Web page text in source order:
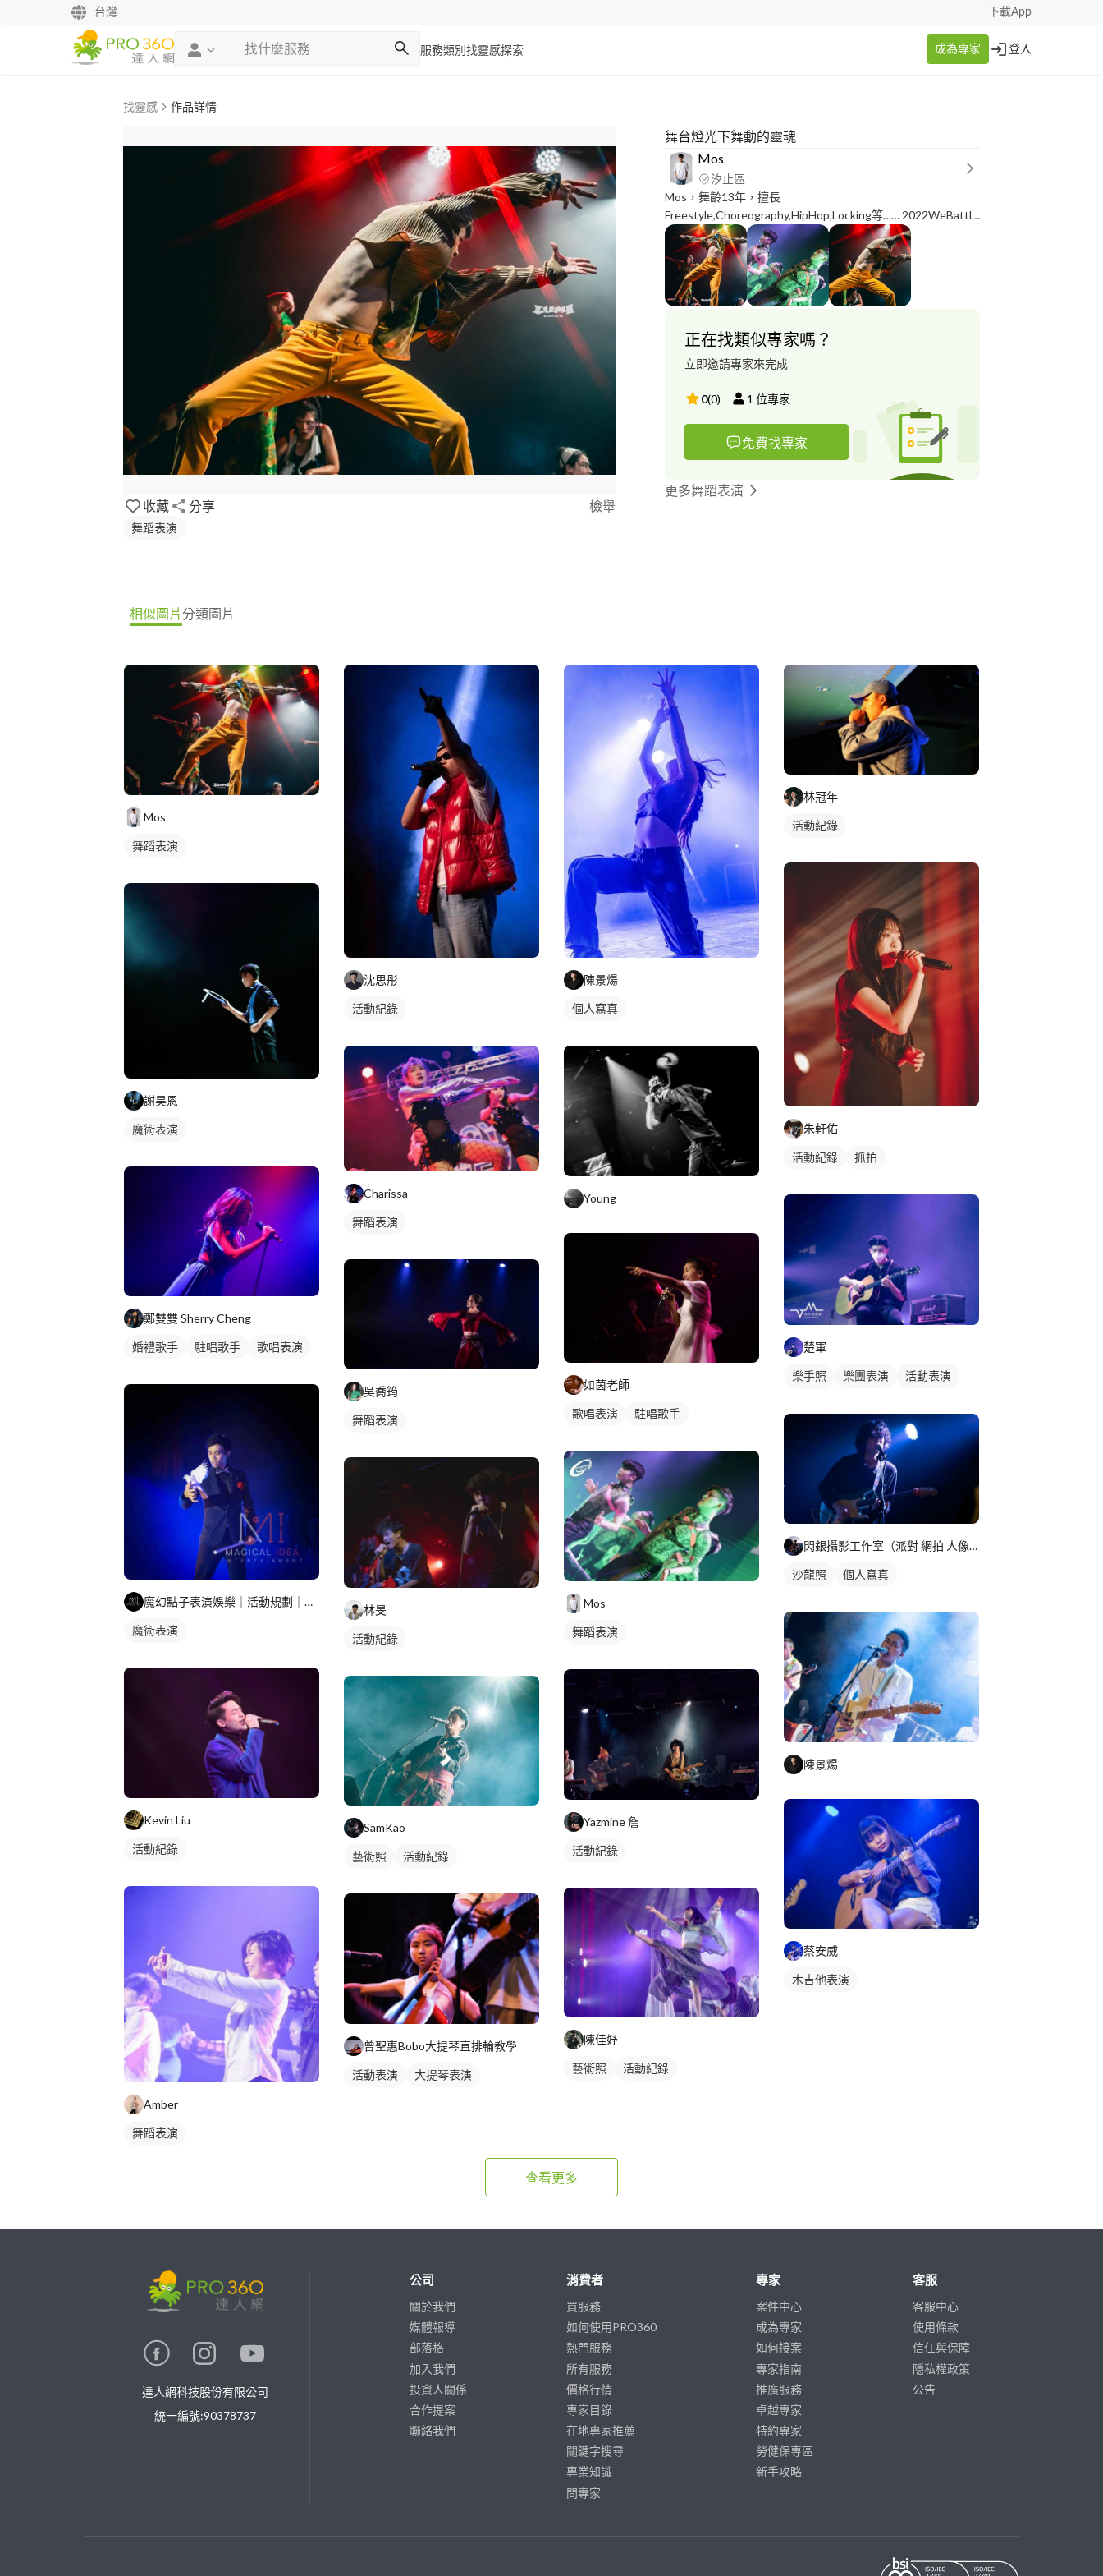
台灣 下載App
服務類別 找靈感探索 成為專家 登入
找靈感 作品詳情
收藏 分享 檢舉
舞蹈表演
舞台燈光下舞動的靈魂
Mos
汐止區
Mos，舞齡13年，擅長
Freestyle,Choreography,HipHop,Locking等…… 2022WeBattle
街舞大賽 百萬冠軍 世界大學運動會開幕序曲演出 台中亞洲街
舞邀請賽排舞冠軍 藝人代排等……
https://drive.google.com/drive/folders/19fYr29WEyyZjSzmi57lqDKHqZr5o0n-
y - 絕對不是只是教動作，會教你原理
正在找類似專家嗎？
立即邀請專家來完成
0(0) 1 位專家
免費找專家
更多舞蹈表演
相似圖片分類圖片
Mos
舞蹈表演
謝昊恩
魔術表演
鄭雙雙 Sherry Cheng
婚禮歌手 駐唱歌手 歌唱表演
魔幻點子表演娛樂｜活動規劃｜魔術表演
魔術表演
Kevin Liu
活動紀錄
Amber
舞蹈表演
沈思彤
活動紀錄
Charissa
舞蹈表演
吳喬筠
舞蹈表演
林旻
活動紀錄
SamKao
藝術照 活動紀錄
曾聖惠Bobo大提琴直排輪教學
活動表演 大提琴表演
陳景煬
個人寫真
Young
如茵老師
歌唱表演 駐唱歌手
Mos
舞蹈表演
Yazmine 詹
活動紀錄
陳佳妤
藝術照 活動紀錄
林冠年
活動紀錄
朱軒佑
活動紀錄 抓拍
楚軍
樂手照 樂團表演
活動表演
閃銀攝影工作室（派對 網拍 人像 商攝 婚禮）
沙龍照 個人寫真
陳景煬
蔡安威
木吉他表演
查看更多
達人網科技股份有限公司
統一編號:90378737
公司
關於我們
媒體報導
部落格
加入我們
投資人關係
合作提案
聯絡我們
消費者
買服務
如何使用PRO360
熱門服務
所有服務
價格行情
專家目錄
在地專家推薦
關鍵字搜尋
專業知識
問專家
專家
案件中心
成為專家
如何接案
專家指南
推廣服務
卓越專家
特約專家
勞健保專區
新手攻略
客服
客服中心
使用條款
信任與保障
隱私權政策
公告